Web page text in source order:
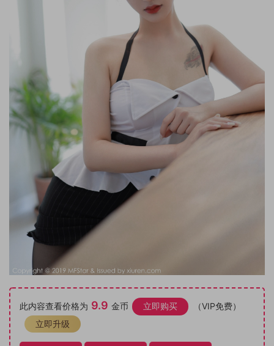
此内容查看价格为 9.9 金币 立即购买
（VIP免费）
立即升级